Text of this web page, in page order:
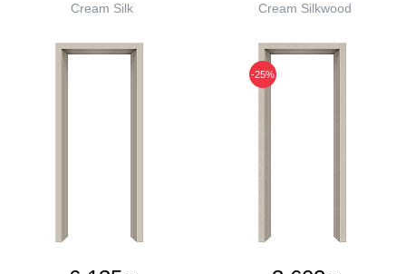
Cream Silk Cream Silkwood
-25%